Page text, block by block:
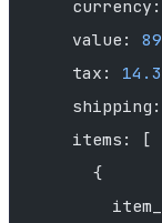
    currency:
    value:
    tax:
    shipping:
    items: [
      {